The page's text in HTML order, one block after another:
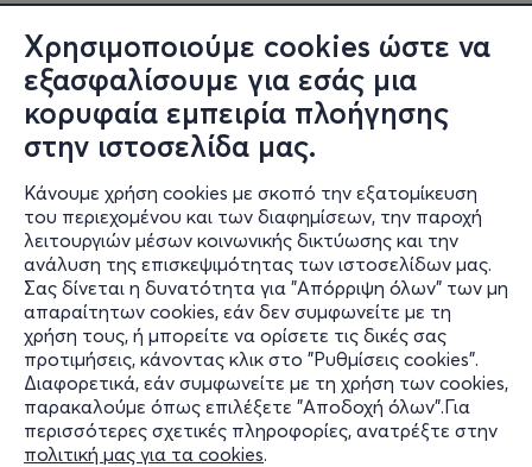
Χρησιμοποιούμε cookies ώστε να
εξασφαλίσουμε για εσάς μια
κορυφαία εμπειρία πλοήγησης
στην ιστοσελίδα μας.
Κάνουμε χρήση cookies με σκοπό την εξατομίκευση
του περιεχομένου και των διαφημίσεων, την παροχή
λειτουργιών μέσων κοινωνικής δικτύωσης και την
ανάλυση της επισκεψιμότητας των ιστοσελίδων μας.
Σας δίνεται η δυνατότητα για "Απόρριψη όλων" των μη
απαραίτητων cookies, εάν δεν συμφωνείτε με τη
χρήση τους, ή μπορείτε να ορίσετε τις δικές σας
προτιμήσεις, κάνοντας κλικ στο "Ρυθμίσεις cookies".
Διαφορετικά, εάν συμφωνείτε με τη χρήση των cookies,
παρακαλούμε όπως επιλέξετε "Αποδοχή όλων".Για
περισσότερες σχετικές πληροφορίες, ανατρέξτε στην
πολιτική μας για τα cookies.